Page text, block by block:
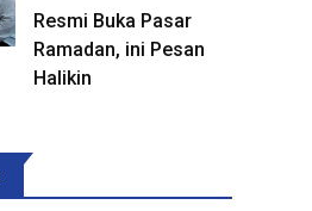
Resmi Buka Pasar
Ramadan, ini Pesan
Halikin